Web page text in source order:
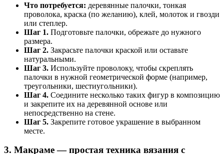
Что потребуется: деревянные палочки, тонкая
проволока, краска (по желанию), клей, молоток и гвозди
или степлер.
Шаг 1. Подготовьте палочки, обрежьте до нужного
размера.
Шаг 2. Закрасьте палочки краской или оставьте
натуральными.
Шаг 3. Используйте проволоку, чтобы скреплять
палочки в нужной геометрической форме (например,
треугольники, шестиугольники).
Шаг 4. Соедините несколько таких фигур в композицию
и закрепите их на деревянной основе или
непосредственно на стене.
Шаг 5. Закрепите готовое украшение в выбранном
месте.
3. Макраме — простая техника вязания с